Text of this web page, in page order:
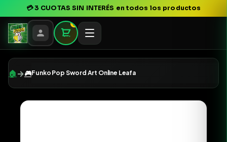
💳3 CUOTAS SIN INTERÉS en todos los productos
0
🏠 →🎮Funko Pop Sword Art Online Leafa